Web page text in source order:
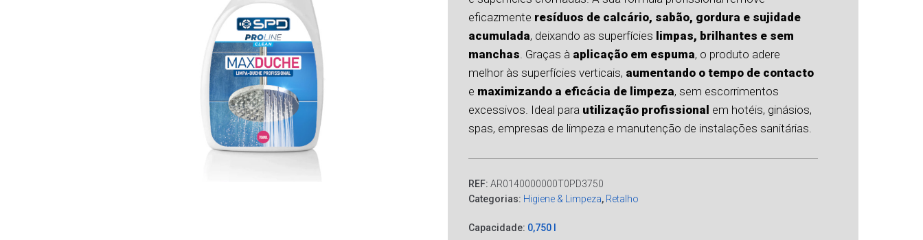
eficazmente resíduos de calcário, sabão, gordura e sujidade
acumulada, deixando as superfícies limpas, brilhantes e sem
manchas. Graças à aplicação em espuma, o produto adere
melhor às superfícies verticais, aumentando o tempo de contacto
e maximizando a eficácia de limpeza, sem escorrimentos
excessivos. Ideal para utilização profissional em hotéis, ginásios,
spas, empresas de limpeza e manutenção de instalações sanitárias.
REF:AR0140000000T0PD3750
Categorias: Higiene & Limpeza, Retalho
Capacidade: 0,750 l